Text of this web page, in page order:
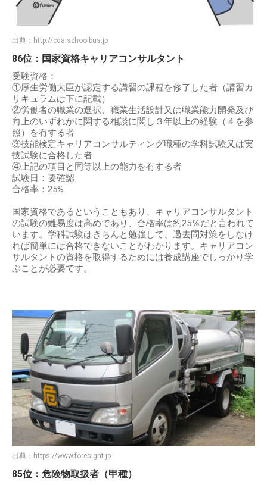
出典： http://cda.schoolbus.jp
86位：国家資格キャリアコンサルタント
受験資格：
①厚生労働大臣が認定する講習の課程を修了した者（講習カ
リキュラムは下に記載）
②労働者の職業の選択、職業生活設計又は職業能力開発及び
向上のいずれかに関する相談に関し３年以上の経験（４を参
照）を有する者
③技能検定キャリアコンサルティング職種の学科試験又は実
技試験に合格した者
④上記の項目と同等以上の能力を有する者
試験日：要確認
合格率：25%
国家資格であるということもあり、キャリアコンサルタント
の試験の難易度は高めであり、合格率は約25％だと言われて
います。学科試験はきちんと勉強して、過去問対策をしなけ
れば簡単には合格できないことがわかります。キャリアコン
サルタントの資格を取得するためには養成講座でしっかり学
ぶことが必要です。
出典： https://www.foresight.jp
85位：危険物取扱者（甲種）